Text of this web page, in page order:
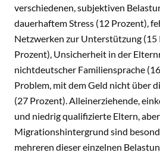
verschiedenen, subjektiven
dauerhaftem Stress (12 Prozent),
Netzwerken zur Unterstützung (15
Prozent), Unsicherheit in der
nichtdeutscher Familiensprache
Problem, mit dem Geld nicht über
(27 Prozent). Alleinerziehende,
und niedrig qualifizierte Eltern,
Migrationshintergrund sind
mehreren dieser einzelnen